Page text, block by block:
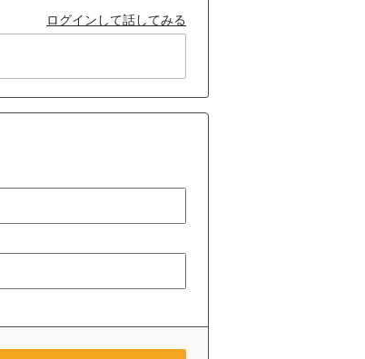
ログインして話してみる